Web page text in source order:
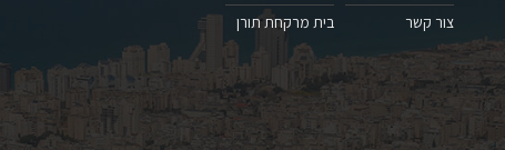
צור קשר
בית מרקחת תורן